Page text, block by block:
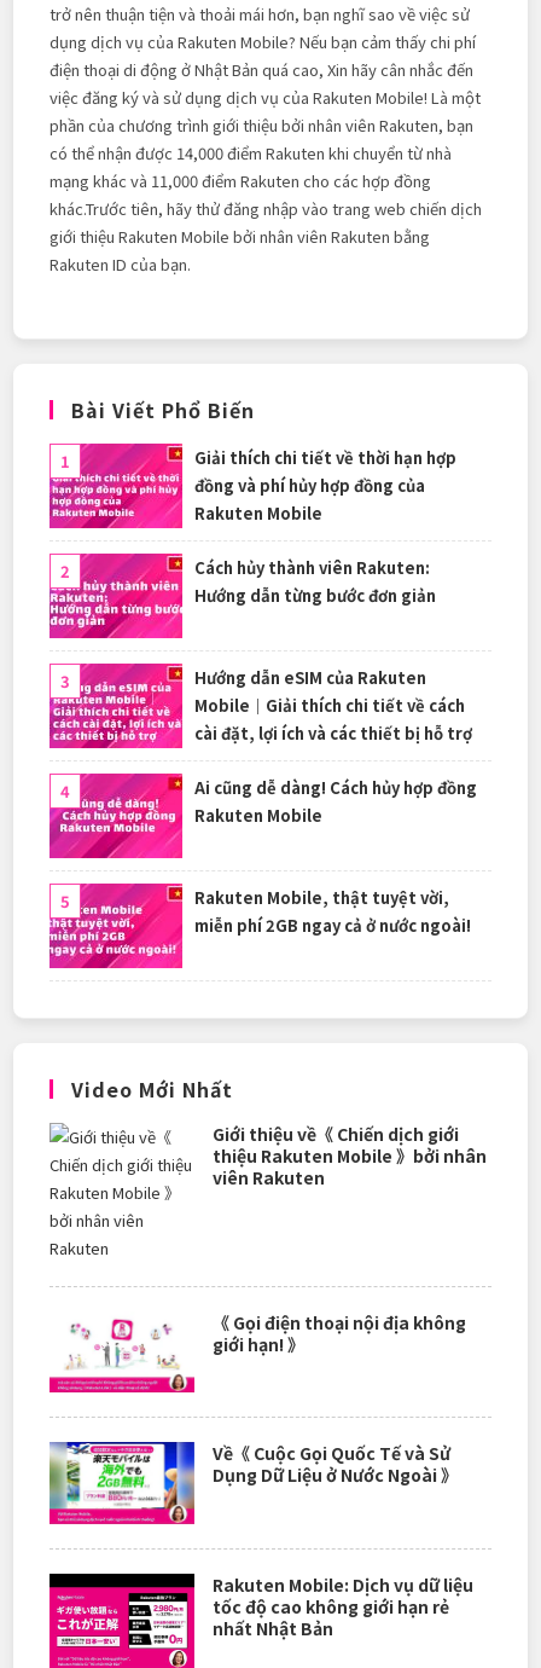
trở nên thuận tiện và thoải mái hơn, bạn nghĩ sao về việc sử
dụng dịch vụ của Rakuten Mobile? Nếu bạn cảm thấy chi phí
điện thoại di động ở Nhật Bản quá cao, Xin hãy cân nhắc đến
việc đăng ký và sử dụng dịch vụ của Rakuten Mobile! Là một
phần của chương trình giới thiệu bởi nhân viên Rakuten, bạn
có thể nhận được 14,000 điểm Rakuten khi chuyển từ nhà
mạng khác và 11,000 điểm Rakuten cho các hợp đồng
khác.Trước tiên, hãy thử đăng nhập vào trang web chiến dịch
giới thiệu Rakuten Mobile bởi nhân viên Rakuten bằng
Rakuten ID của bạn.
Bài Viết Phổ Biến
Giải thích chi tiết về thời hạn hợp
đồng và phí hủy hợp đồng của
Rakuten Mobile
Cách hủy thành viên Rakuten:
Hướng dẫn từng bước đơn giản
Hướng dẫn eSIM của Rakuten
Mobile｜Giải thích chi tiết về cách
cài đặt, lợi ích và các thiết bị hỗ trợ
Ai cũng dễ dàng! Cách hủy hợp đồng
Rakuten Mobile
Rakuten Mobile, thật tuyệt vời,
miễn phí 2GB ngay cả ở nước ngoài!
Video Mới Nhất
Giới thiệu về《 Chiến dịch giới
thiệu Rakuten Mobile 》bởi nhân
viên Rakuten
《 Gọi điện thoại nội địa không
giới hạn! 》
Về《 Cuộc Gọi Quốc Tế và Sử
Dụng Dữ Liệu ở Nước Ngoài 》
Rakuten Mobile: Dịch vụ dữ liệu
tốc độ cao không giới hạn rẻ
nhất Nhật Bản